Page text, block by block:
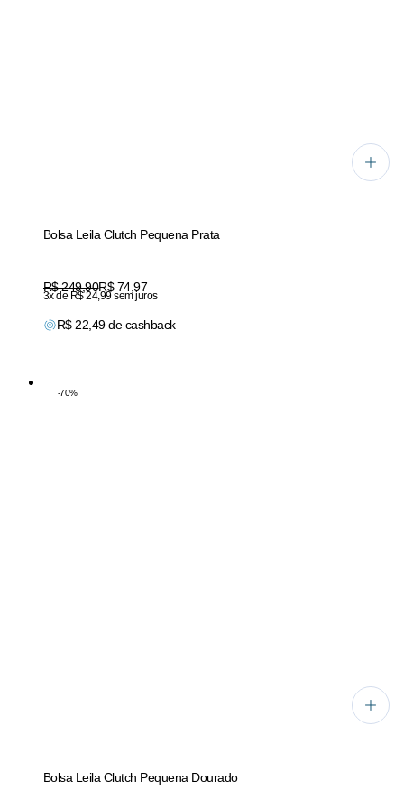
Bolsa Leila Clutch Pequena Prata
Original price:
R$ 249,90Price:
R$ 74,97
3x de R$ 24,99 sem juros
R$ 22,49de cashback
-70%
Bolsa Leila Clutch Pequena Dourado